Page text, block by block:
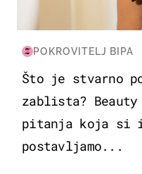
POKROVITELJ BIPA
Što je stvarno
zablista?
pitanja koja si i
postavljamo...